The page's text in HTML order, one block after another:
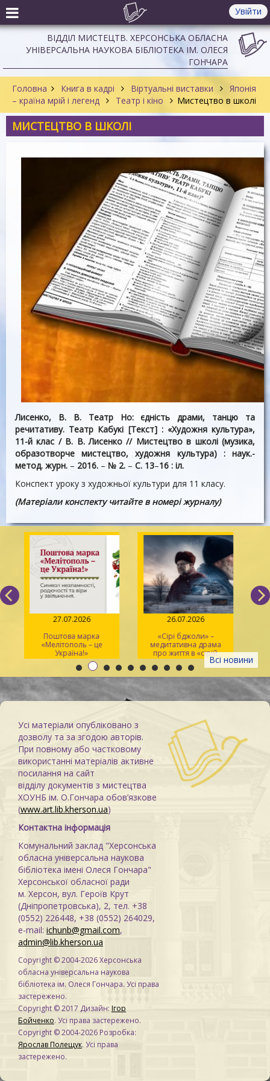
Увійти
ВІДДІЛ МИСТЕЦТВ. ХЕРСОНСЬКА ОБЛАСНА
УНІВЕРСАЛЬНА НАУКОВА БІБЛІОТЕКА ІМ. ОЛЕСЯ
ГОНЧАРА
Головна Книга в кадрі Віртуальні виставки
Японія
– країна мрій і легенд
Театр і кіно Мистецтво в школі
МИСТЕЦТВО В ШКОЛІ
Лисенко, В. В. Театр Но: єдність драми, танцю та
речитативу. Театр Кабукі [Текст] : «Художня культура»,
11-й клас / В. В. Лисенко // Мистецтво в школі (музика,
образотворче мистецтво, художня культура) : наук.-
метод. журн. – 2016. – № 2. – С. 13–16 : іл.
Конспект уроку з художньої культури для 11 класу.
(Матеріали конспекту читайте в номері журналу)
Всі новини
27.07.2026
Поштова марка
«Мелітополь – це
Україна!»
26.07.2026
«Сірі бджоли» –
медитативна драма
про життя в «сірій
зоні»
Усі матеріали опубліковано з
дозволу та за згодою авторів.
При повному або частковому
використанні матеріалів активне
посилання на сайт
відділу документів з мистецтва
ХОУНБ ім. О.Гончара обов’язкове
(www.art.lib.kherson.ua)
Контактна інформація
Комунальний заклад "Херсонська
обласна універсальна наукова
бібліотека імені Олеся Гончара"
Херсонської обласної ради
м. Херсон, вул. Героїв Крут
(Дніпропетровська), 2, тел. +38
(0552) 226448, +38 (0552) 264029,
e-mail: ichunb@gmail.com,
admin@lib.kherson.ua
Copyright © 2004-2026 Херсонська
обласна універсальна наукова
бібліотека ім. Олеся Гончара. Усі права
застережено.
Copyright © 2017 Дизайн: Ігор
Бойченко. Усі права застережено.
Copyright © 2004-2026 Розробка:
Ярослав Полещук. Усі права
застережено.